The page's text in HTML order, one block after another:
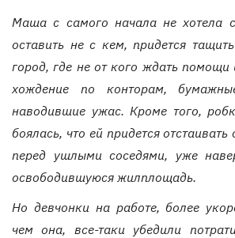
Маша с самого начала не хотела
оставить не с кем, придется
город, где не от кого ждать
хождение по конторам,
наводившие ужас. Кроме того,
боялась, что ей придется
перед ушлыми соседями, уже
освободившуюся жилплощадь.
Но девчонки на работе, более
чем она, все-таки убедили